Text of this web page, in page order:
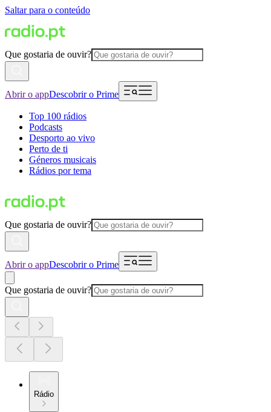
Saltar para o conteúdo
Que gostaria de ouvir?
Abrir o appDescobrir o Prime
Top 100 rádios
Podcasts
Desporto ao vivo
Perto de ti
Géneros musicais
Rádios por tema
Que gostaria de ouvir?
Abrir o appDescobrir o Prime
Que gostaria de ouvir?
Rádio